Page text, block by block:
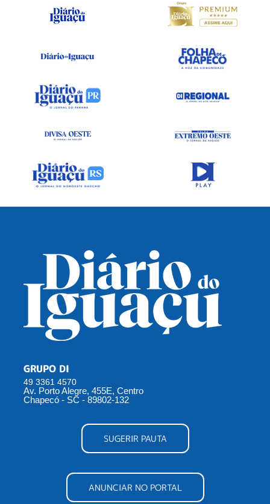
GRUPO DI
49 3361 4570
Av. Porto Alegre, 455E, Centro
Chapecó - SC - 89802-132
SUGERIR PAUTA
ANUNCIAR NO PORTAL